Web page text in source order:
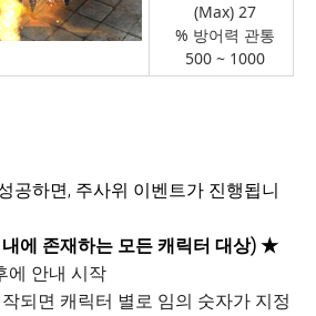
(Max) 27
% 방어력 관통
500 ~ 1000
공하면, 주사위 이벤트가 진행됩니
에 존재하는 모든 캐릭터 대상) ★
에 안내 시작
되면 캐릭터 별로 임의 숫자가 지정